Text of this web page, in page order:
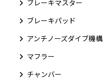
ブレーキマスター
ブレーキパッド
アンチノーズダイブ機構
マフラー
チャンバー